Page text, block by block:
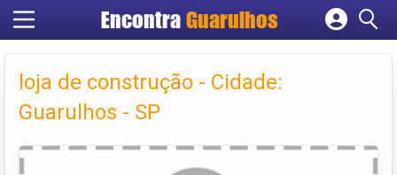
Encontra Guarulhos
Cadastrar empresa
Criar conta
loja de construção - Cidade:
Guarulhos - SP